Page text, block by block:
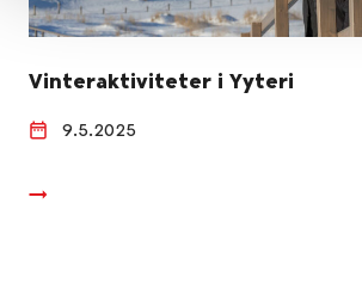
Vinteraktiviteter i Yyteri
9.5.2025